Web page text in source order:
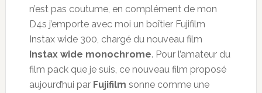
n’est pas coutume, en complément de mon
D4s j’emporte avec moi un boîtier Fujifilm
Instax wide 300, chargé du nouveau film
Instax wide monochrome. Pour l’amateur du
film pack que je suis, ce nouveau film proposé
aujourd’hui par Fujifilm sonne comme une